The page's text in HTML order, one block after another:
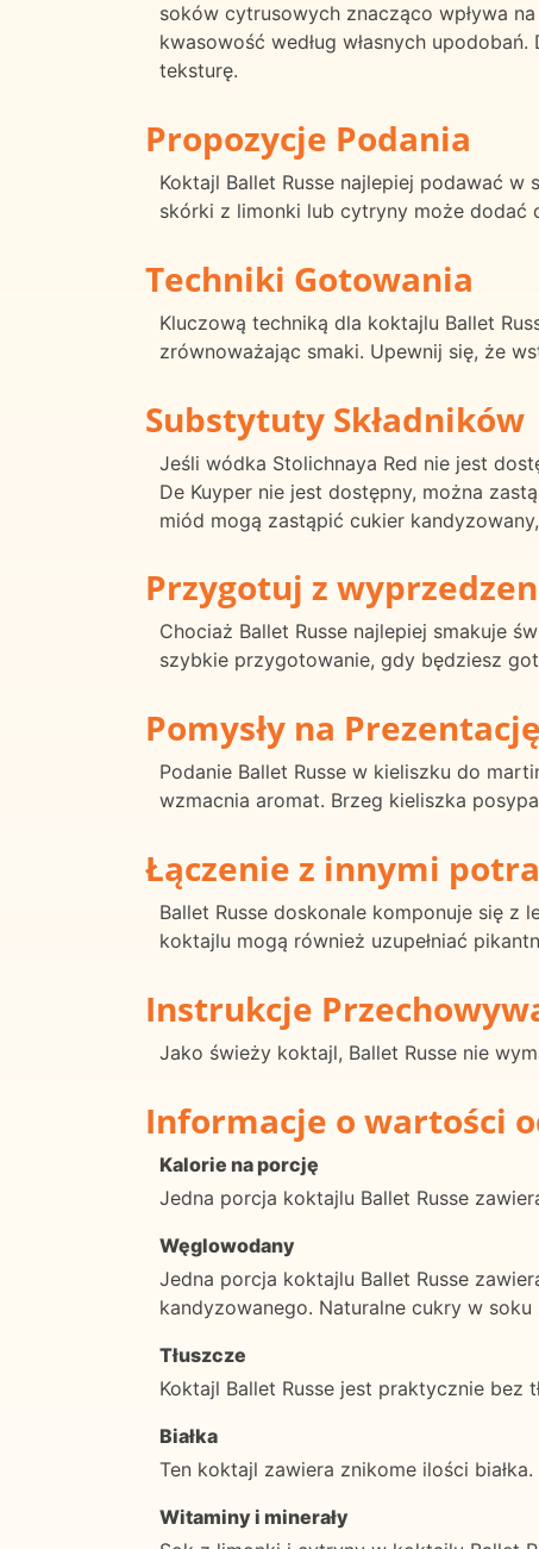
soków cytrusowych znacząco wpływa
kwasowość według własnych
teksturę.
Propozycje Podania
Koktajl Ballet Russe najlepiej podawać
skórki z limonki lub cytryny może dodać
Techniki Gotowania
Kluczową techniką dla koktajlu Ballet
zrównoważając smaki. Upewnij się, że
Substytuty Składników
Jeśli wódka Stolichnaya Red nie jest
De Kuyper nie jest dostępny, można
miód mogą zastąpić cukier
Przygotuj z
Chociaż Ballet Russe najlepiej smakuje
szybkie przygotowanie, gdy będziesz
Pomysły na Prezentację
Podanie Ballet Russe w kieliszku do
wzmacnia aromat. Brzeg kieliszka
Łączenie z innymi
Ballet Russe doskonale komponuje się z
koktajlu mogą również uzupełniać
Instrukcje
Jako świeży koktajl, Ballet Russe nie
Informacje o wartości
Kalorie na porcję
Jedna porcja koktajlu Ballet Russe
Węglowodany
Jedna porcja koktajlu Ballet Russe
kandyzowanego. Naturalne cukry w
Tłuszcze
Koktajl Ballet Russe jest praktycznie bez
Białka
Ten koktajl zawiera znikome ilości białka.
Witaminy i minerały